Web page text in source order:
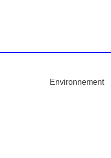
Environnement